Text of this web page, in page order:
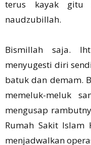
terus kayak gitu
naudzubillah.
Bismillah saja.
menyugesti diri
batuk dan demam.
memeluk-meluk
mengusap
Rumah Sakit Islam
menjadwalkan